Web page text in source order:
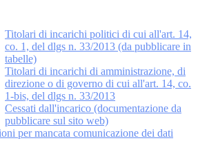
Titolari di incarichi politici di cui all'art. 14,
co. 1, del dlgs n. 33/2013 (da pubblicare in
tabelle)
Titolari di incarichi di amministrazione, di
direzione o di governo di cui all'art. 14, co.
1-bis, del dlgs n. 33/2013
Cessati dall'incarico (documentazione da
pubblicare sul sito web)
per mancata comunicazione dei dati